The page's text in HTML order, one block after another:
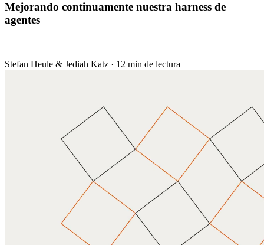
Mejorando continuamente nuestra harness de
agentes
Stefan Heule & Jediah Katz · 12 min de lectura